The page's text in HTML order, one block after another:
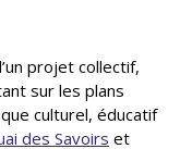
projet collectif,
sur les plans
culturel, éducatif
des Savoirs et